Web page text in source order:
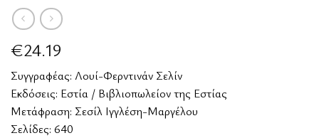
€24.19
Συγγραφέας: Λουί-Φερντινάν Σελίν
Εκδόσεις: Εστία / Βιβλιοπωλείον της Εστίας
Μετάφραση: Σεσίλ Ιγγλέση-Μαργέλου
Σελίδες: 640